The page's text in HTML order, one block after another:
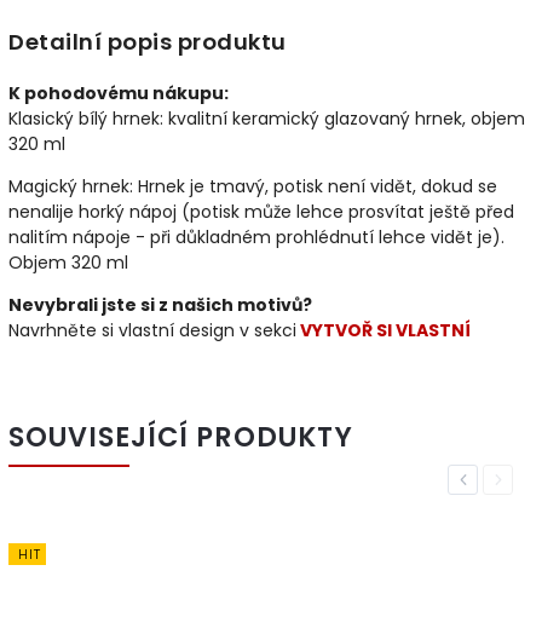
Detailní popis produktu
K pohodovému nákupu:
Klasický bílý hrnek: kvalitní keramický glazovaný hrnek, objem
320 ml
Magický hrnek: Hrnek je tmavý, potisk není vidět, dokud se
nenalije horký nápoj (potisk může lehce prosvítat ještě před
nalitím nápoje - při důkladném prohlédnutí lehce vidět je).
Objem 320 ml
Nevybrali jste si z našich motivů?
Navrhněte si vlastní design v sekci VYTVOŘ SI VLASTNÍ
SOUVISEJÍCÍ PRODUKTY
Previous
HIT
Next